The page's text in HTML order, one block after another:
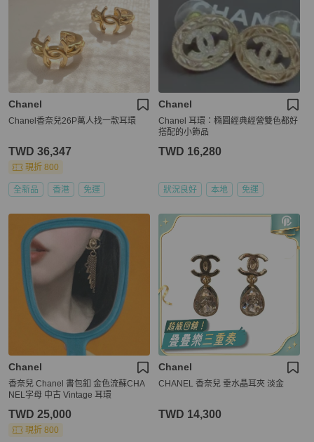
Chanel
Chanel香奈兒26P萬人找一款耳環
TWD 36,347
現折 800
全新品 香港 免運
Chanel
Chanel 耳環：橢圓經典經營雙色都好
搭配的小飾品
TWD 16,280
狀況良好 本地 免運
Chanel
香奈兒 Chanel 書包釦 金色流蘇CHA
NEL字母 中古 Vintage 耳環
TWD 25,000
現折 800
Chanel
CHANEL 香奈兒 垂水晶耳夾 淡金
TWD 14,300